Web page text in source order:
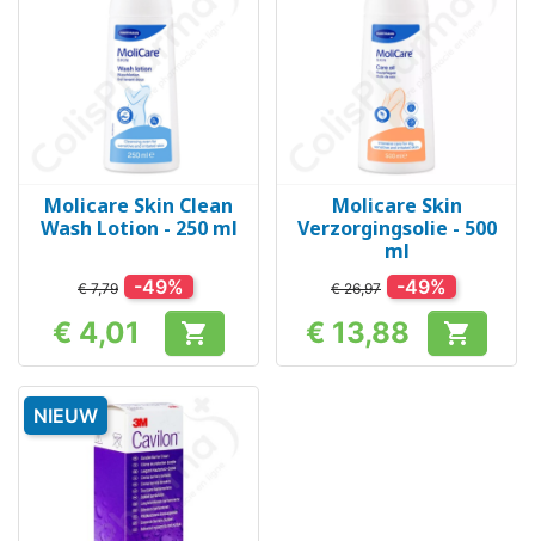
Molicare Skin Clean
Wash Lotion - 250 ml
€ 7,79 -49%
Prijs
€ 4,01 
Molicare Skin
Verzorgingsolie - 500
ml
€ 26,97 -49%
Prijs
€ 13,88 
NIEUW